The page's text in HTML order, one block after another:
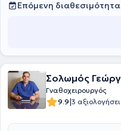
εξειδίκευσής της.
Επόμενη διαθεσιμότητα
Σολωμός
Γναθοχειρουργός
9.9|3